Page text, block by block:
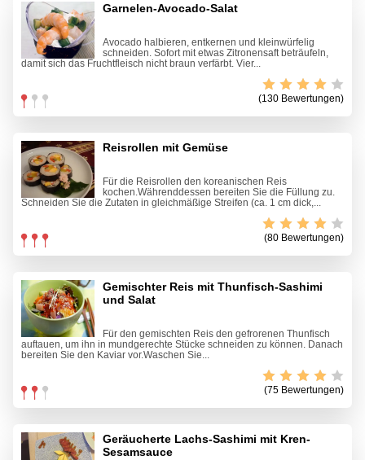
Garnelen-Avocado-Salat
Avocado halbieren, entkernen und kleinwürfelig
schneiden. Sofort mit etwas Zitronensaft beträufeln,
damit sich das Fruchtfleisch nicht braun verfärbt. Vier...
(130 Bewertungen)
Reisrollen mit Gemüse
Für die Reisrollen den koreanischen Reis
kochen.Währenddessen bereiten Sie die Füllung zu.
Schneiden Sie die Zutaten in gleichmäßige Streifen (ca. 1 cm dick,...
(80 Bewertungen)
Gemischter Reis mit Thunfisch-Sashimi
und Salat
Für den gemischten Reis den gefrorenen Thunfisch
auftauen, um ihn in mundgerechte Stücke schneiden zu können. Danach
bereiten Sie den Kaviar vor.Waschen Sie...
(75 Bewertungen)
Geräucherte Lachs-Sashimi mit Kren-
Sesamsauce